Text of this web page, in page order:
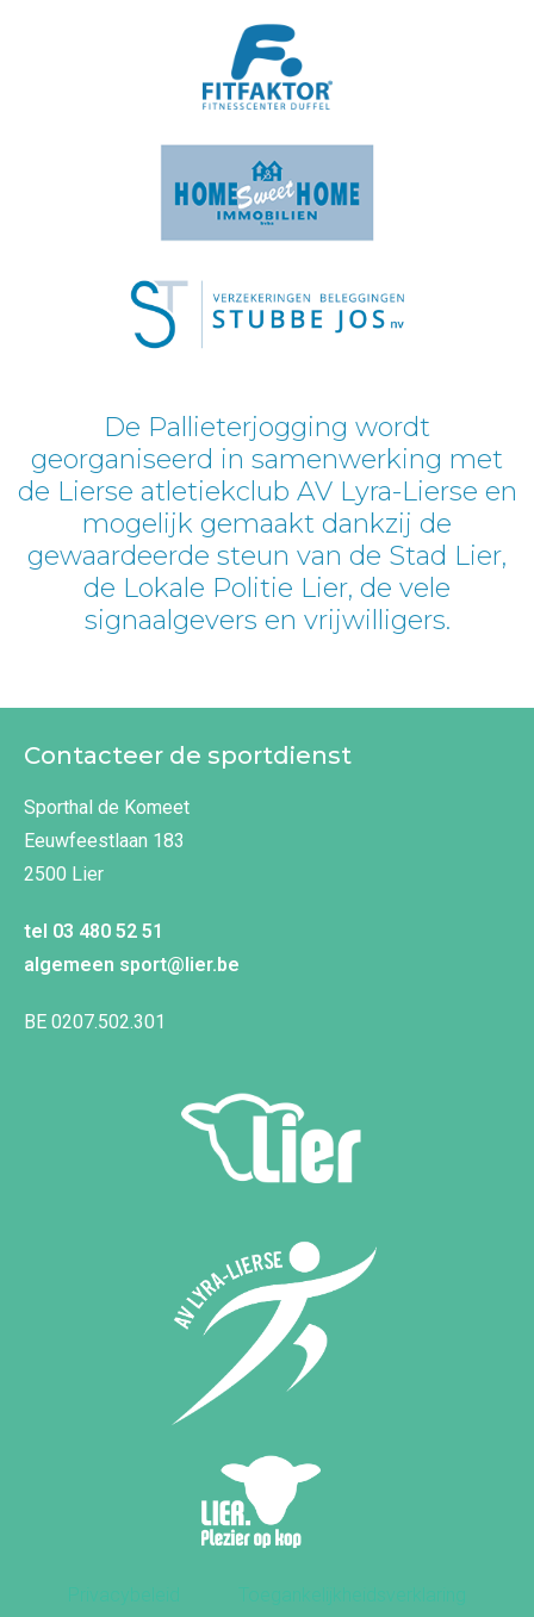
De Pallieterjogging wordt
georganiseerd in samenwerking met
de Lierse atletiekclub AV Lyra-Lierse en
mogelijk gemaakt dankzij de
gewaardeerde steun van de Stad Lier,
de Lokale Politie Lier, de vele
signaalgevers en vrijwilligers.
Contacteer de sportdienst
Sporthal de Komeet
Eeuwfeestlaan 183
2500 Lier
tel 03 480 52 51
algemeen sport@lier.be
BE 0207.502.301
Privacybeleid Toegankelijkheidsverklaring